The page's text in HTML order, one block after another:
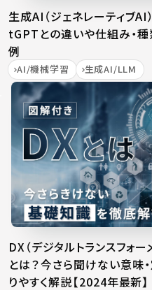
生成AI（ジェネレーティブAI
tGPTとの違いや仕組み・種
例
AI/機械学習 生成AI/LLM
DX（デジタルトランスフォー
とは？今さら聞けない意味
りやすく解説【2024年最新】